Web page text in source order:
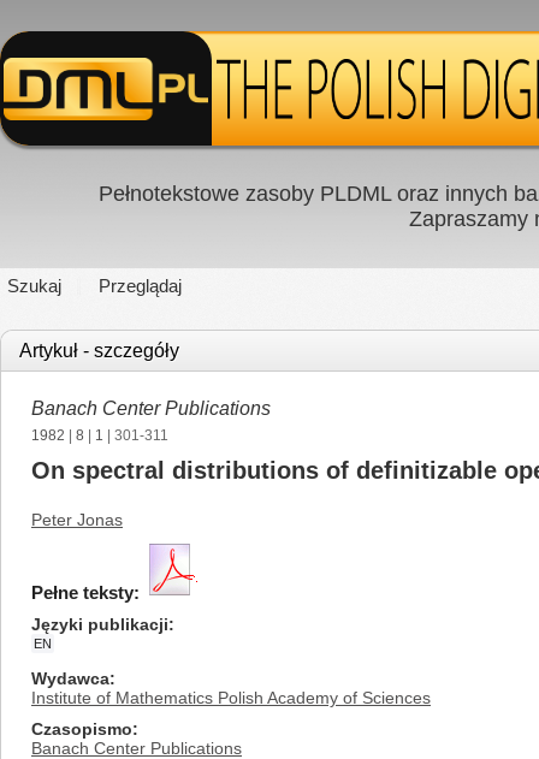
Pełnotekstowe zasoby PLDML oraz innych
Zapraszamy
Szukaj Przeglądaj
Artykuł - szczegóły
Banach Center Publications
1982 8 1 | 301-311
On spectral distributions of definitizable
Peter Jonas
Pełne teksty:
Języki publikacji
EN
Wydawca
Institute of Mathematics Polish Academy of Sciences
Czasopismo
Banach Center Publications